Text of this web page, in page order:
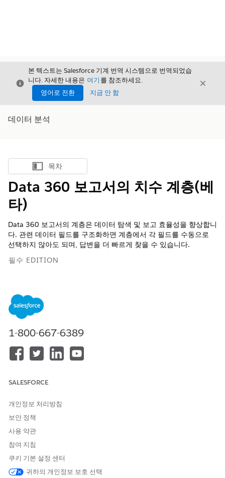
닫기
본 텍스트는 Salesforce 기계 번역 시스템으로 번역되었습
니다. 자세한 내용은 여기 를 참조하세요.
영어로 전환
지금 안 함
닫기
데이터 분석
목차 표시
목차
Data 360 보고서의 치수 계층(베
타)
Data 360 보고서의 계층은 데이터 탐색 및 보고 효율성을 향상합니
다. 관련 데이터 필드를 구조화하면 계층에서 각 필드를 수동으로
선택하지 않아도 되며, 답변을 더 빠르게 찾을 수 있습니다.
필수 EDITION
지원 제품: Data 360은
및
Unlimited
베타 서비스로,
해당 약관이 적용됩니다. 이 파일럿 또는 베타 서비스의 사용은
고객의 단독 재량에 따릅니다.
치수 계층을 사용하면 보고서에서 직접 계층 수준을 드릴다운하거
제품 하위 범주, 제품 이름과 같은 치수가 포함됩니다. 날짜 필드에
도 암시적 계층이 있으므로 연간 분기별, 분기별, 매월별로 상세 검
1-800-667-6389
SALESFORCE
개인정보 처리방침
보안 정책
사용 약관
참여 지침
쿠키 기본 설정 센터
귀하의 개인정보 보호 선택